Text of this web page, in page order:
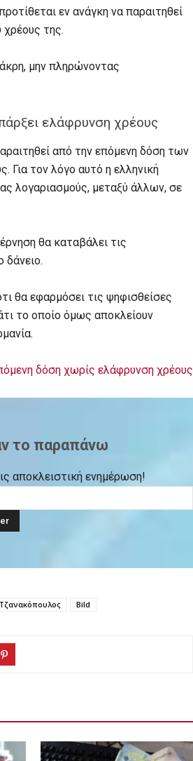
εν ανάγκη να παραιτηθεί
χρέους της.
μην πληρώνοντας
ελάφρυνση χρέους
από την επόμενη δόση των
Για τον λόγο αυτό η ελληνική
λογαριασμούς, μεταξύ άλλων, σε
θα καταβάλει τις
δάνειο.
θα εφαρμόσει τις ψηφισθείσες
το οποίο όμως αποκλείουν
δόση χωρίς ελάφρυνση χρέους
το παραπάνω
αποκλειστική ενημέρωση!
Bild